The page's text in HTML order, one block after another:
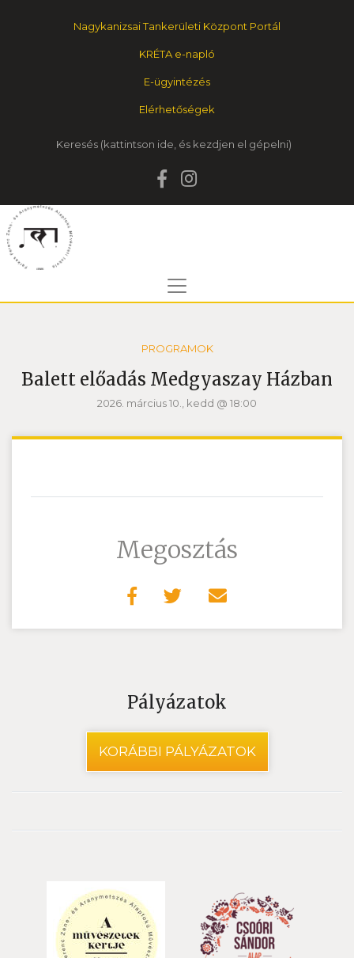
Nagykanizsai Tankerületi Központ Portál
KRÉTA e-napló
E-ügyintézés
Elérhetőségek
Keresés
PROGRAMOK
Balett előadás Medgyaszay Házban
2026. március 10., kedd @ 18:00
Megosztás
Pályázatok
KORÁBBI PÁLYÁZATOK